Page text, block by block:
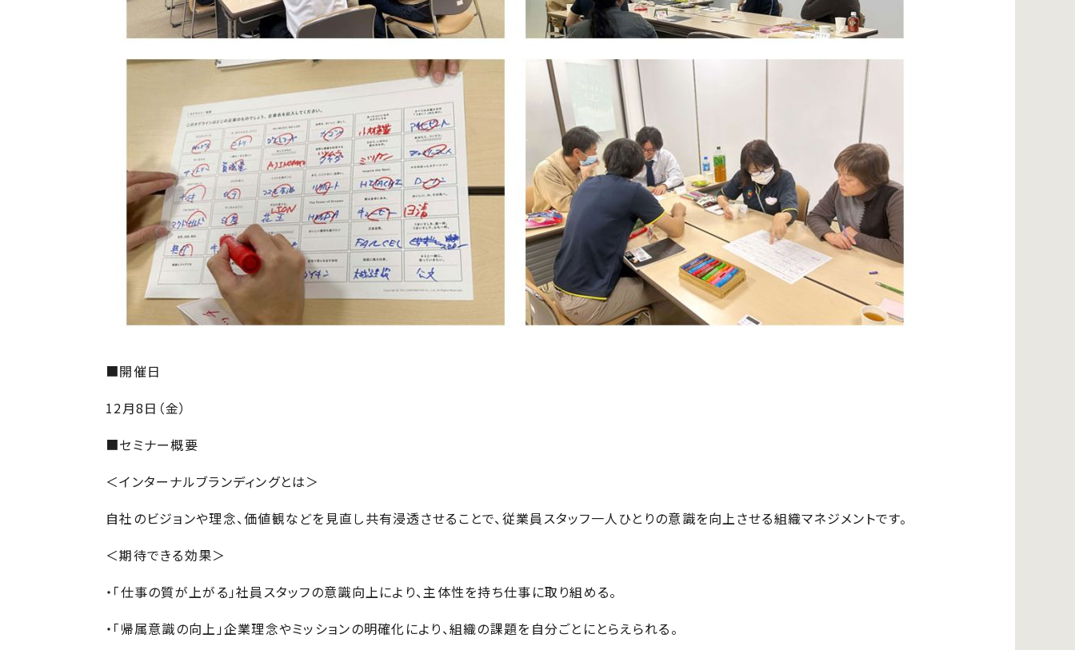
■開催日
12月8日（金）
■セミナー概要
＜インターナルブランディングとは＞
自社のビジョンや理念、価値観などを見直し共有浸透させることで、従業員スタッフ一人ひとりの意識を向上させる組織マネジメントです。
＜期待できる効果＞
・「仕事の質が上がる」社員スタッフの意識向上により、主体性を持ち仕事に取り組める。
・「帰属意識の向上」企業理念やミッションの明確化により、組織の課題を自分ごとにとらえられる。